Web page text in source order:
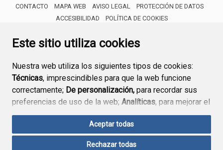
Este sitio utiliza cookies
Nuestra web utiliza los siguientes tipos de cookies:
Técnicas, imprescindibles para que la web funcione
correctamente; De personalización, para recordar sus
preferencias de uso de la web; Analíticas, para mejorar el
funcionamiento de la web y sus servicios.
Si acepta pulsando el botón“Aceptar todas”
consideramos que acepta su uso. Si pulsa el botón
Aceptar todas
Rechazar todas
CONTACTO MAPA WEB AVISO LEGAL
PROTECCIÓN DE DATOS
ACCESIBILIDAD
POLÍTICA DE COOKIES